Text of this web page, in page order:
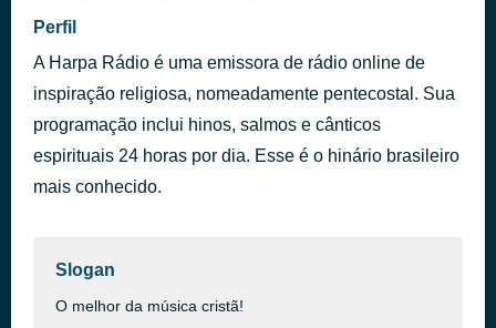
A Cristo Coroai
Coral
Conta as bençãos
Coral da Bandeira
há 48 minutos
Perfil
A Harpa Rádio é uma emissora de rádio online de
inspiração religiosa, nomeadamente pentecostal. Sua
programação inclui hinos, salmos e cânticos
espirituais 24 horas por dia. Esse é o hinário brasileiro
mais conhecido.
Slogan
O melhor da música cristã!